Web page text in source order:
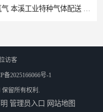
氩气 本溪工业特种气体配送 工业气体
访客
备2025166066号-1
保留所有权利.
管理员入口 网站地图